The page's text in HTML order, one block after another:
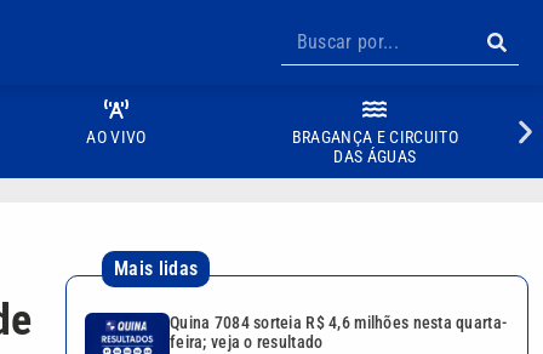
AO VIVO
BRAGANÇA E CIRCUITO
DAS ÁGUAS
Mais lidas
Quina 7084 sorteia R$ 4,6 milhões nesta quarta-
feira; veja o resultado